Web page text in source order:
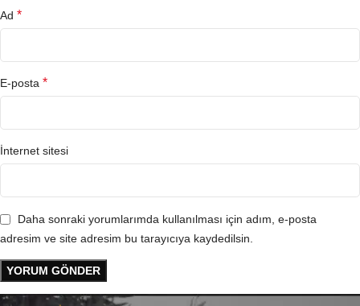
Ad *
E-posta *
İnternet sitesi
Daha sonraki yorumlarımda kullanılması için adım, e-posta
adresim ve site adresim bu tarayıcıya kaydedilsin.